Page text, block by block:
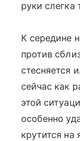
руки слегка
К середине
против
стесняется
сейчас как
этой
особенно
крутится